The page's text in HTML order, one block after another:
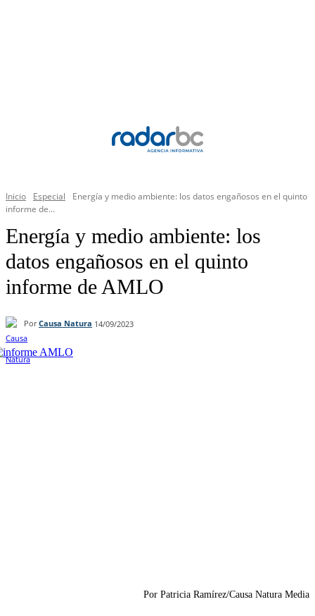
Inicio Especial
Energía y medio ambiente: los datos engañosos en el quinto
informe de...
Energía y medio ambiente: los
datos engañosos en el quinto
informe de AMLO
Por Causa Natura 14/09/2023
Por Patricia Ramírez/Causa Natura Media